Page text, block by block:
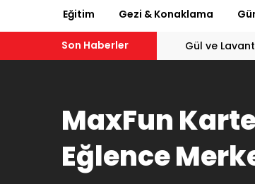
Eğitim Gezi & Konaklama
Son Haberler Gül ve
MaxFun
Eğlence